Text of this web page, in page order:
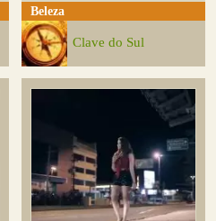
Beleza
Clave do Sul